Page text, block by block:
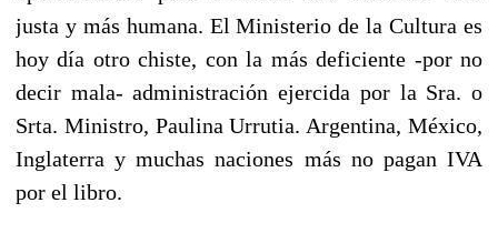
justa y más humana. El Ministerio de la Cultura es
hoy día otro chiste, con la más deficiente -por no
decir mala- administración ejercida por la Sra. o
Srta. Ministro, Paulina Urrutia. Argentina, México,
Inglaterra y muchas naciones más no pagan IVA
por el libro.